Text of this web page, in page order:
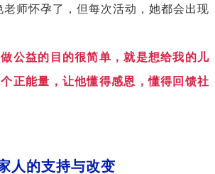
怀孕了，但每次活动，她都会出现
公益的目的很简单，就是想给我的儿
正能量，让他懂得感恩，懂得回馈社
人的支持与改变